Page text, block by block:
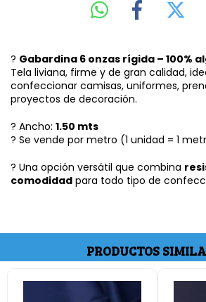
? Gabardina 6 onzas rígida – 100%
Tela liviana, firme y de gran calidad,
confeccionar camisas, uniformes,
proyectos de decoración.
? Ancho: 1.50 mts
? Se vende por metro (1 unidad = 1
? Una opción versátil que combina
comodidad para todo tipo de
PRODUCTOS